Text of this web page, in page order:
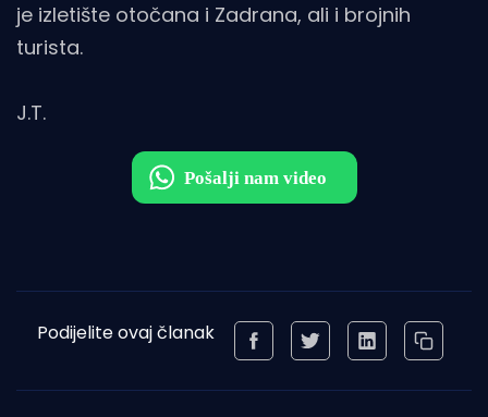
je izletište otočana i Zadrana, ali i brojnih
turista.
J.T.
Podijelite ovaj članak